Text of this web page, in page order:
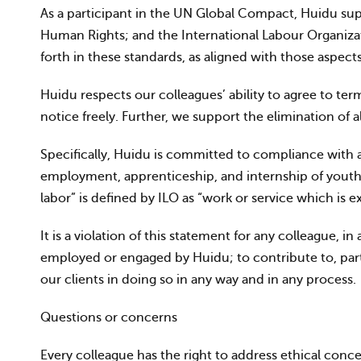
As a participant in the UN Global Compact, Huidu
Human Rights; and the International Labour
forth in these standards, as aligned with those
Huidu respects our colleagues’ ability to agree to
notice freely. Further, we support the elimination of
Specifically, Huidu is committed to compliance with
employment, apprenticeship, and internship of
labor” is defined by ILO as “work or service which
It is a violation of this statement for any colleague,
employed or engaged by Huidu; to contribute to,
our clients in doing so in any way and in any process.
Questions or concerns
Every colleague has the right to address ethical